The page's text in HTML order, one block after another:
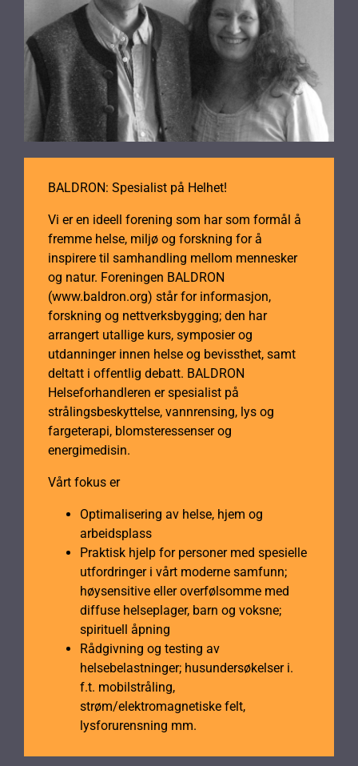
BALDRON: Spesialist på Helhet!
Vi er en ideell forening som har som formål å
fremme helse, miljø og forskning for å
inspirere til samhandling mellom mennesker
og natur. Foreningen BALDRON
(www.baldron.org) står for informasjon,
forskning og nettverksbygging; den har
arrangert utallige kurs, symposier og
utdanninger innen helse og bevissthet, samt
deltatt i offentlig debatt. BALDRON
Helseforhandleren er spesialist på
strålingsbeskyttelse, vannrensing, lys og
fargeterapi, blomsteressenser og
energimedisin.
Vårt fokus er
Optimalisering av helse, hjem og
arbeidsplass
Praktisk hjelp for personer med spesielle
utfordringer i vårt moderne samfunn;
høysensitive eller overfølsomme med
diffuse helseplager, barn og voksne;
spirituell åpning
Rådgivning og testing av
helsebelastninger; husundersøkelser i.
f.t. mobilstråling,
strøm/elektromagnetiske felt,
lysforurensning mm.